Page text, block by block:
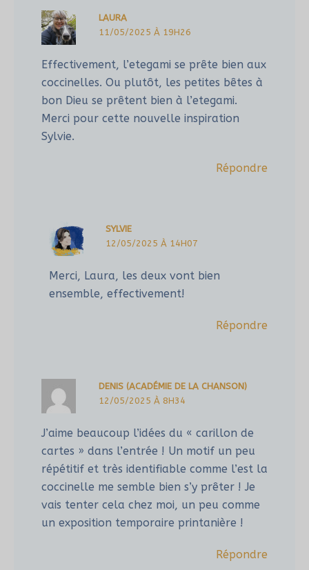
LAURA
11/05/2025 À 19H26
Effectivement, l’etegami se prête bien aux
coccinelles. Ou plutôt, les petites bêtes à
bon Dieu se prêtent bien à l’etegami.
Merci pour cette nouvelle inspiration
Sylvie.
Répondre
SYLVIE
12/05/2025 À 14H07
Merci, Laura, les deux vont bien
ensemble, effectivement!
Répondre
DENIS (ACADÉMIE DE LA CHANSON)
12/05/2025 À 8H34
J’aime beaucoup l’idées du « carillon de
cartes » dans l’entrée ! Un motif un peu
répétitif et très identifiable comme l’est la
coccinelle me semble bien s’y prêter ! Je
vais tenter cela chez moi, un peu comme
un exposition temporaire printanière !
Répondre